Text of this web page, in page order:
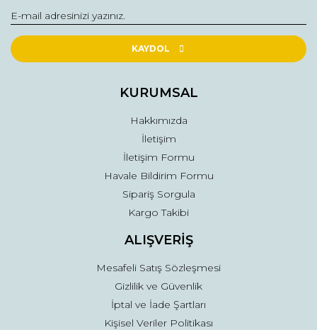
Ürün resmi kalitesiz, bozuk veya görüntülenemiyor.
Ürün açıklamasında eksik bilgiler bulunuyor.
Ürün fiyatı diğer sitelerden daha pahalı.
Gönder
KAYDOL
KURUMSAL
Hakkımızda
İletişim
İletişim Formu
Havale Bildirim Formu
Sipariş Sorgula
Kargo Takibi
ALIŞVERİŞ
Mesafeli Satış Sözleşmesi
Gizlilik ve Güvenlik
İptal ve İade Şartları
Kişisel Veriler Politikası